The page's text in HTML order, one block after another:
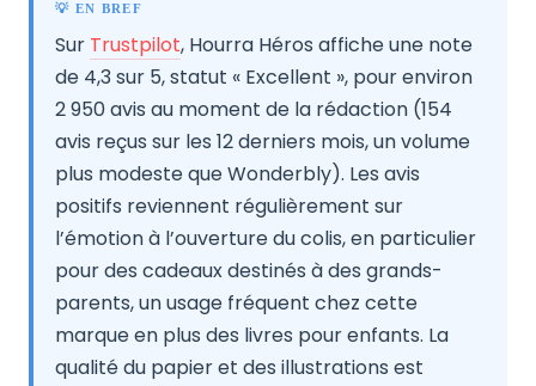
💡 EN BREF
Sur Trustpilot, Hourra Héros affiche une note
de 4,3 sur 5, statut « Excellent », pour environ
2 950 avis au moment de la rédaction (154
avis reçus sur les 12 derniers mois, un volume
plus modeste que Wonderbly). Les avis
positifs reviennent régulièrement sur
l’émotion à l’ouverture du colis, en particulier
pour des cadeaux destinés à des grands-
parents, un usage fréquent chez cette
marque en plus des livres pour enfants. La
qualité du papier et des illustrations est